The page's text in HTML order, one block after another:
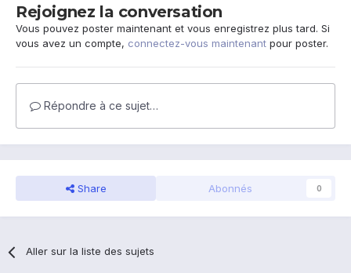
Rejoignez la conversation
Vous pouvez poster maintenant et vous enregistrez plus tard. Si
vous avez un compte, connectez-vous maintenant pour poster.
Répondre à ce sujet…
Share Abonnés 0
Aller sur la liste des sujets